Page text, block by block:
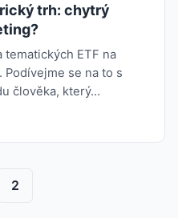
trh: chytrý
tematických ETF na
se na to s
člověka, který…
2